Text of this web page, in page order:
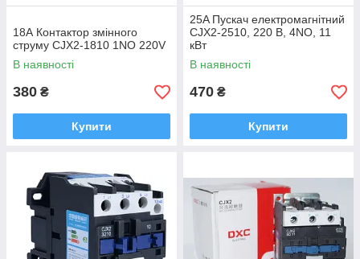
18А Контактор змінного
струму CJX2-1810 1NO 220V
В наявності
380 ₴
Купити
25A Пускач електромагнітний
CJX2-2510, 220 В, 4NО, 11
кВт
В наявності
470 ₴
Купити